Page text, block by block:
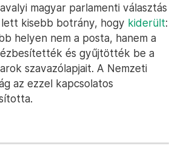
magyar parlamenti választás
kisebb botrány, hogy kiderült:
helyen nem a posta, hanem a
és gyűjtötték be a
szavazólapjait. A Nemzeti
az ezzel kapcsolatos